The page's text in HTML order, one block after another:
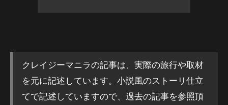
クレイジーマニラの記事は、実際の旅行や取材
を元に記述しています。小説風のストーリ仕立
てで記述していますので、過去の記事を参照頂